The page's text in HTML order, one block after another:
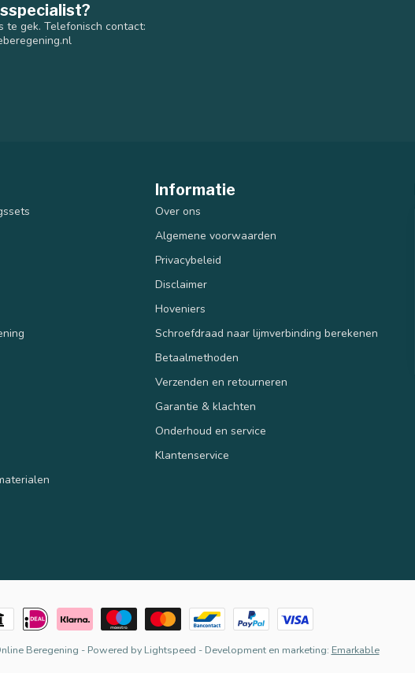
te gek. Telefonisch contact:
Informatie
Over ons
Algemene voorwaarden
Privacybeleid
Disclaimer
Hoveniers
Schroefdraad naar lijmverbinding berekenen
Betaalmethoden
Verzenden en retourneren
Garantie & klachten
Onderhoud en service
Klantenservice
Beregening - Powered by Lightspeed - Development en marketing: Emarkable